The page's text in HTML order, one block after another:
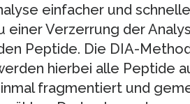
einfacher und
Verzerrung der
Peptide. Die DIA-
hierbei alle Peptide
fragmentiert und